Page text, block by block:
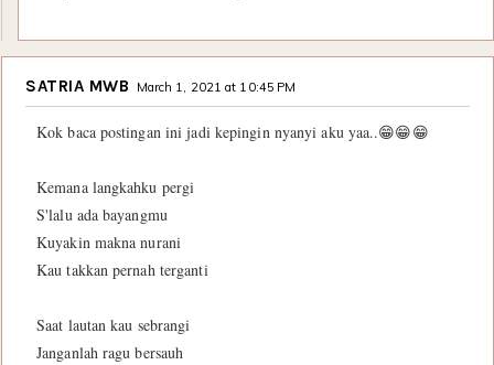
SATRIA MWB March 1, 2021 at 10:45 PM
Kok baca postingan ini jadi kepingin nyanyi aku yaa..😁😁😁
Kemana langkahku pergi
S'lalu ada bayangmu
Kuyakin makna nurani
Kau takkan pernah terganti
Saat lautan kau sebrangi
Janganlah ragu bersauh